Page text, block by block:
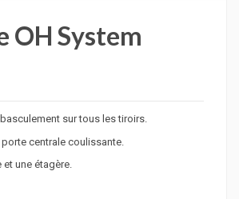
OH System
sur tous les tiroirs.
centrale coulissante.
une étagère.